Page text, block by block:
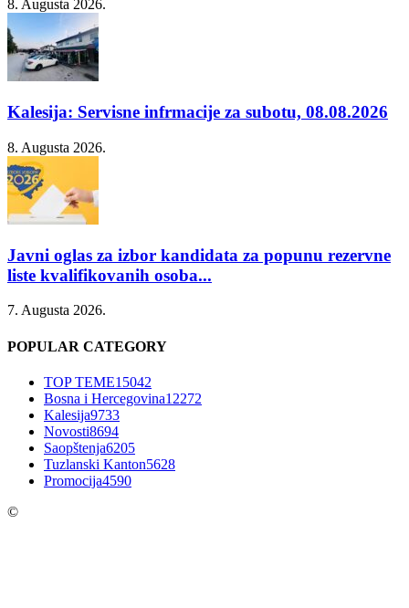
8. Augusta 2026.
Kalesija: Servisne infrmacije za subotu, 08.08.2026
8. Augusta 2026.
Javni oglas za izbor kandidata za popunu rezervne
liste kvalifikovanih osoba...
7. Augusta 2026.
POPULAR CATEGORY
TOP TEME15042
Bosna i Hercegovina12272
Kalesija9733
Novosti8694
Saopštenja6205
Tuzlanski Kanton5628
Promocija4590
©